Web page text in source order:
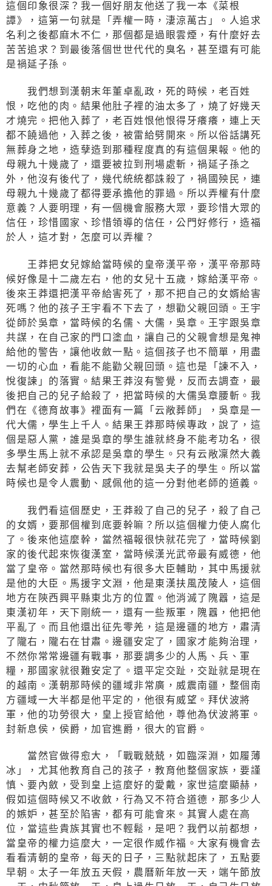
這個印象很深？我一個好朋友他送了我一本《菜根
譚》，這第一句就是「弄權一時，淒涼萬古」。人追求
名利之後都麻木不仁，那個都是過眼雲煙，有什麼好去
苦苦追求？到最後落個世世代代的臭名，甚至還有可能
是禍延子孫。
我們想到漢朝末年董卓亂政，死的時候，老百姓
恨，吃他的肉。結果他肚子裡的油太多了，燒了好幾天
才燒完。把他入葬了，老百姓恨他恨得牙癢癢，連上天
都不饒過他，入葬之後，被雷給劈開來。所以俗話講死
無葬身之地，造孽造到那種程度真的有這個果報。他的
母親九十幾歲了，還要被拉到刑場處斬，禍延子孫之
外，他沒有後代了，幾代統統都誅殺了，禍國殃民，連
母親九十幾歲了都得要承擔他的罪過。所以弄權有什麼
意義？人要明理，有一個機會服務大眾，要珍惜大眾的
信任，珍惜國家、珍惜領導的信任，公門好修行，造福
於人，這才對，怎麼可以弄權？
王莽把女兒嫁給當時候的皇帝漢平帝，漢平帝那時
候好像是十二歲左右，他的女兒十五歲，嫁給漢平帝。
後來王莽還把漢平帝給害死了，那不把自己的女婿給害
死嗎？他的孩子王宇看不下去了，想勸父親回頭。王宇
從師於吳章，當時候的名儒、大儒，吳章。王宇跟吳章
共謀，在自己家的門口塗血，讓自己的父親會想是鬼神
給他的警告，讓他收斂一點。這個孩子也不簡單，用盡
一切的心血，看能不能勸父親回頭。這也是「諫不入，
悅復諫」的落實。結果王莽沒有警覺，反而去調查，最
後把自己的兒子給殺了，把當時候的大儒吳章腰斬。我
們在《德育故事》裡面有一篇「云敞葬師」，吳章是一
代大儒，學生上千人。結果王莽那時候專政，說了，這
個是惡人黨，誰是吳章的學生誰就終身不能考功名，很
多學生馬上就不承認是吳章的學生。只有云敞凜然大義
去幫老師安葬，公告天下我就是吳夫子的學生。所以當
時候也是令人震動、感佩他的這一分對他老師的道義。
我們看這個歷史，王莽殺了自己的兒子，殺了自己
的女婿，要那個權到底要幹嘛？所以這個權力使人腐化
了。後來他這麼幹，當然福報很快就花完了，當時候劉
家的後代起來恢復漢室，當時候漢光武帝最有威德，他
當了皇帝。當然那時候也有很多大臣輔助，其中馬援就
是他的大臣。馬援字文淵，他是東漢扶風茂陵人，這個
地方在陝西興平縣東北方的位置。他消滅了隗囂，這是
東漢初年，天下剛統一，還有一些叛軍，隗囂，他把他
平亂了。而且他還出征先零羌，這是邊疆的地方，肅清
了隴右，隴右在甘肅。邊疆安定了，國家才能夠治理，
不然你常常邊疆有戰事，那要調多少的人馬、兵、軍
糧，那國家就很難安定了。還平定交趾，交趾就是現在
的越南。漢朝那時候的疆域非常廣，威震南疆，整個南
方疆域一大半都是他平定的，他很有威望。拜伏波將
軍，他的功勞很大，皇上授官給他，尊他為伏波將軍。
封新息侯，侯爵，加官進爵，很大的官爵。
當然官做得愈大，「戰戰兢兢，如臨深淵，如履薄
冰」，尤其他教育自己的孩子，教育他整個家族，要謹
慎、要內斂，受到皇上這麼好的愛戴，家世這麼顯赫，
假如這個時候又不收斂，行為又不符合道德，那多少人
的嫉妒，甚至於陷害，都有可能會來。其實人處在高
位，當這些貴族其實也不輕鬆，是吧？我們以前都想，
當皇帝的權力這麼大，一定很作威作福。大家有機會去
看看清朝的皇帝，每天的日子，三點就起床了，五點要
早朝。太子一年放五天假，農曆新年放一天，端午節放